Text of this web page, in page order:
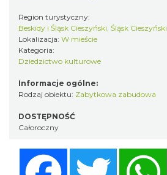
Region turystyczny:
Beskidy i Śląsk Cieszyński, Śląsk Cieszyński
Lokalizacja: W mieście
Kategoria:
Dziedzictwo kulturowe
Informacje ogólne:
Rodzaj obiektu: Zabytkowa zabudowa
DOSTĘPNOŚĆ
Całoroczny
Twitter